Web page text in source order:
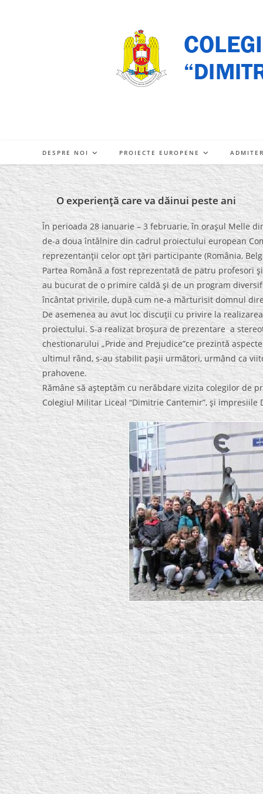
DESPRE NOI PROIECTE EUROPENE
O experienţă care va dăinui peste ani
În perioada 28 ianuarie – 3 februarie, în oraşul Melle
de-a doua întâlnire din cadrul proiectului european
reprezentanţii celor opt ţări participante (România,
Partea Română a fost reprezentată de patru profesori
au bucurat de o primire caldă şi de un program
încântat privirile, după cum ne-a mărturisit domnul
De asemenea au avut loc discuţii cu privire la
proiectului. S-a realizat broşura de prezentare a
chestionarului „Pride and Prejudice”ce prezintă
ultimul rând, s-au stabilit paşii următori, urmând ca
prahovene.
Rămâne să aşteptăm cu nerăbdare vizita colegilor de
Colegiul Militar Liceal “Dimitrie Cantemir”, şi